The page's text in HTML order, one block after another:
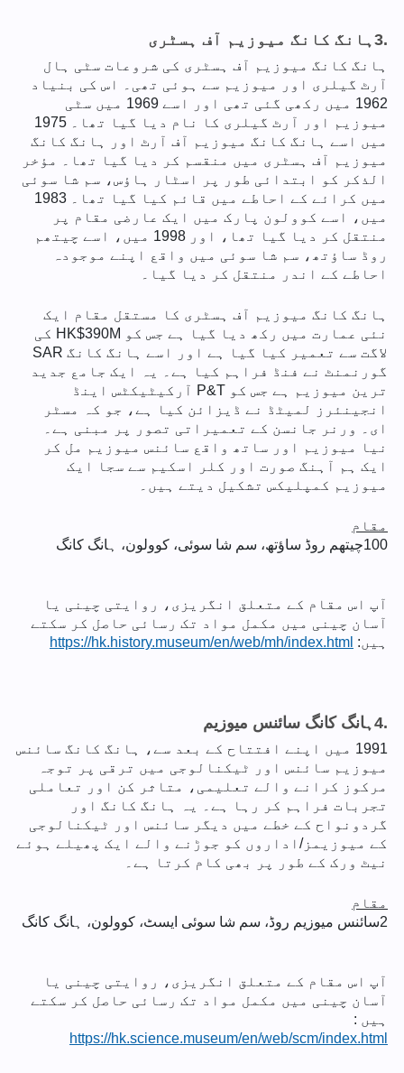
ہانگ کانگ میوزیم آف ہسٹری3.
ہانگ کانگ میوزیم آف ہسٹری کی شروعات سٹی ہال
آرٹ گیلری اور میوزیم سے ہوئی تھی۔ اس کی بنیاد
1962 میں رکھی گئی تھی اور اسے 1969 میں سٹی
میوزیم اور آرٹ گیلری کا نام دیا گیا تھا۔ 1975
میں اسے ہانگ کانگ میوزیم آف آرٹ اور ہانگ کانگ
میوزیم آف ہسٹری میں منقسم کر دیا گیا تھا۔ مؤخر
الذکر کو ابتدائی طور پر اسٹار ہاؤس، سم شا سوئی
میں کرائے کے احاطے میں قائم کیا گیا تھا۔ 1983
میں، اسے کوولون پارک میں ایک عارضی مقام پر
منتقل کر دیا گیا تھا، اور 1998 میں، اسے چیتھم
روڈ ساؤتھ، سم شا سوئی میں واقع اپنے موجودہ
احاطے کے اندر منتقل کر دیا گیا۔
ہانگ کانگ میوزیم آف ہسٹری کا مستقل مقام ایک
نئی عمارت میں رکھ دیا گیا ہے جس کو HK$390M کی
لاگت سے تعمیر کیا گیا ہے اور اسے ہانگ کانگ SAR
گورنمنٹ نے فنڈ فراہم کیا ہے۔ یہ ایک جامع جدید
ترین میوزیم ہے جس کو P&T آرکیٹیکٹس اینڈ
انجینئرز لمیٹڈ نے ڈیزائن کیا ہے، جو کہ مسٹر
ای۔ ورنر جانسن کے تعمیراتی تصور پر مبنی ہے۔
نیا میوزیم اور ساتھ واقع سائنس میوزیم مل کر
ایک ہم آہنگ صورت اور کلر اسکیم سے سجا ایک
میوزیم کمپلیکس تشکیل دیتے ہیں۔
مقام
چیتھم روڈ ساؤتھ، سم شا سوئی، کوولون، ہانگ کانگ100
آپ اس مقام کے متعلق انگریزی، روایتی چینی یا
آسان چینی میں مکمل مواد تک رسائی حاصل کر سکتے
ہیں: https://hk.history.museum/en/web/mh/index.html
ہانگ کانگ سائنس میوزیم4.
1991 میں اپنے افتتاح کے بعد سے، ہانگ کانگ سائنس
میوزیم سائنس اور ٹیکنالوجی میں ترقی پر توجہ
مرکوز کرانے والے تعلیمی، متاثر کن اور تعاملی
تجربات فراہم کر رہا ہے۔ یہ ہانگ کانگ اور
گردونواح کے خطے میں دیگر سائنس اور ٹیکنالوجی
کے میوزیمز/اداروں کو جوڑنے والے ایک پھیلے ہوئے
نیٹ ورک کے طور پر بھی کام کرتا ہے۔
مقام
سائنس میوزیم روڈ، سم شا سوئی ایسٹ، کوولون، ہانگ کانگ2
آپ اس مقام کے متعلق انگریزی، روایتی چینی یا
آسان چینی میں مکمل مواد تک رسائی حاصل کر سکتے
ہیں :
https://hk.science.museum/en/web/scm/index.html